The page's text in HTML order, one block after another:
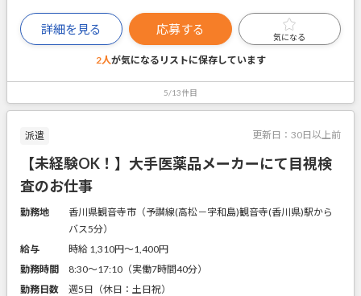
詳細を見る 応募する
気になる
2人が気になるリストに保存しています
5/13件目
派遣 更新日： 30日以上前
【未経験OK！】大手医薬品メーカーにて目視検
査のお仕事
勤務地
香川県観音寺市（予讃線(高松－宇和島)観音寺(香川県)駅から
バス5分）
給与
時給 1,310円〜1,400円
勤務時間
8:30～17:10（実働7時間40分）
勤務日数
週5日（休日：土日祝）